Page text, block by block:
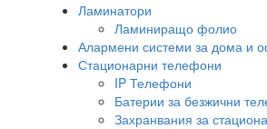
Ламинатори
Ламиниращо фолио
Алармени системи за дома и
Стационарни телефони
IP Телефони
Батерии за безжични
Захранвания за